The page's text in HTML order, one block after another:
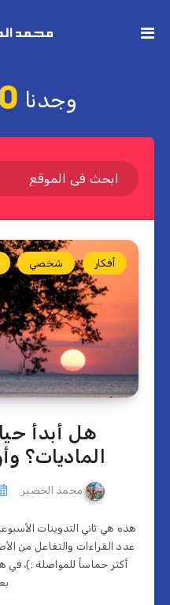
وجدنا 0
أفكار شخصي
هل أبدأ
الماديات؟ وأول ١٠٠
محمد الخضير
هذه هي ثاني التدوينات
عدد القراءات والتفاعل من
أكثر حماساً للمواصلة :)، في